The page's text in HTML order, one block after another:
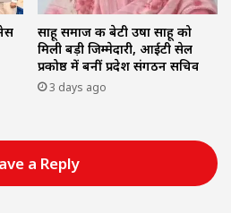
साहू समाज की बेटी उषा साहू को
मिली बड़ी जिम्मेदारी, आईटी सेल
प्रकोष्ठ में बनीं प्रदेश संगठन सचिव
3 days ago
a Reply